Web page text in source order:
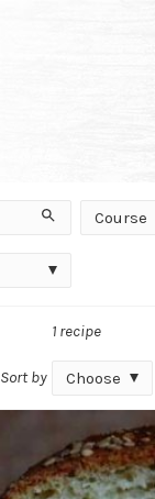
Search
Course
Course
1 recipe
Sort by Choose